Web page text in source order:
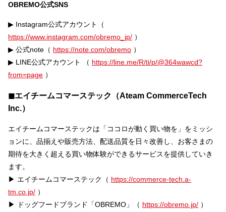
OBREMO公式SNS
▶︎ Instagram公式アカウント（
https://www.instagram.com/obremo_jp/ ）
▶︎ 公式note（ https://note.com/obremo ）
▶︎ LINE公式アカウント （ https://line.me/R/ti/p/@364wawcd?
from=page ）
◼︎エイチームコマーステック（Ateam CommerceTech
Inc.）
エイチームコマーステックは「ココロが動く買い物を」をミッシ
ョンに、品揃えや販売方法、配送品質を日々改善し、お客さまの
期待を大きく超える買い物体験ができるサービスを提供していき
ます。
▶︎ エイチームコマーステック（ https://commerce-tech.a-
tm.co.jp/ ）
▶︎ ドッグフードブランド「OBREMO」（ https://obremo.jp/ ）